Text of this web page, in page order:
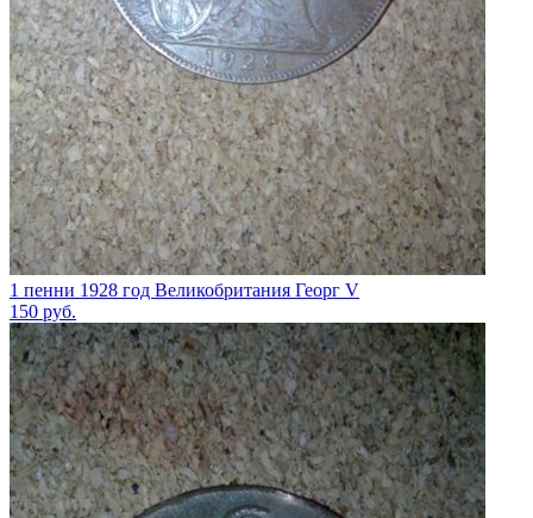
1 пенни 1928 год Великобритания Георг V
150 руб.